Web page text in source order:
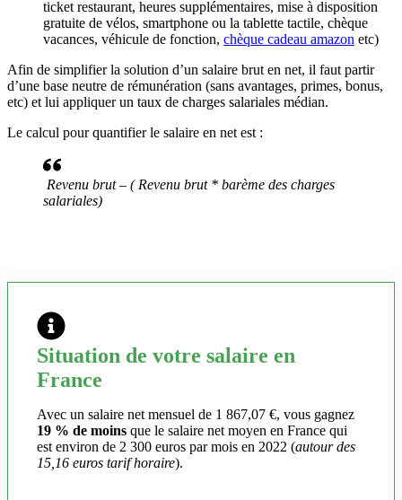
ticket restaurant, heures supplémentaires, mise à disposition
gratuite de vélos, smartphone ou la tablette tactile, chèque
vacances, véhicule de fonction, chèque cadeau amazon etc)
Afin de simplifier la solution d’un salaire brut en net, il faut partir
d’une base neutre de rémunération (sans avantages, primes, bonus,
etc) et lui appliquer un taux de charges salariales médian.
Le calcul pour quantifier le salaire en net est :
Revenu brut – ( Revenu brut * barème des charges
salariales)
Situation de votre salaire en
France
Avec un salaire net mensuel de 1 867,07 €, vous gagnez
19 % de moins que le salaire net moyen en France qui
est environ de 2 300 euros par mois en 2022 (autour des
15,16 euros tarif horaire).